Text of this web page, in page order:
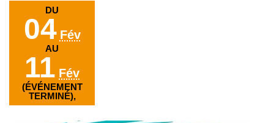
DU
04 Fév
AU
11 Fév
(ÉVÉNEMENT
TERMINÉ),